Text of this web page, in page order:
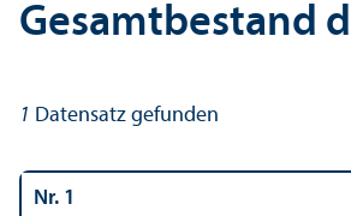
Gesamtbestand
1 Datensatz gefunden
Nr. 1